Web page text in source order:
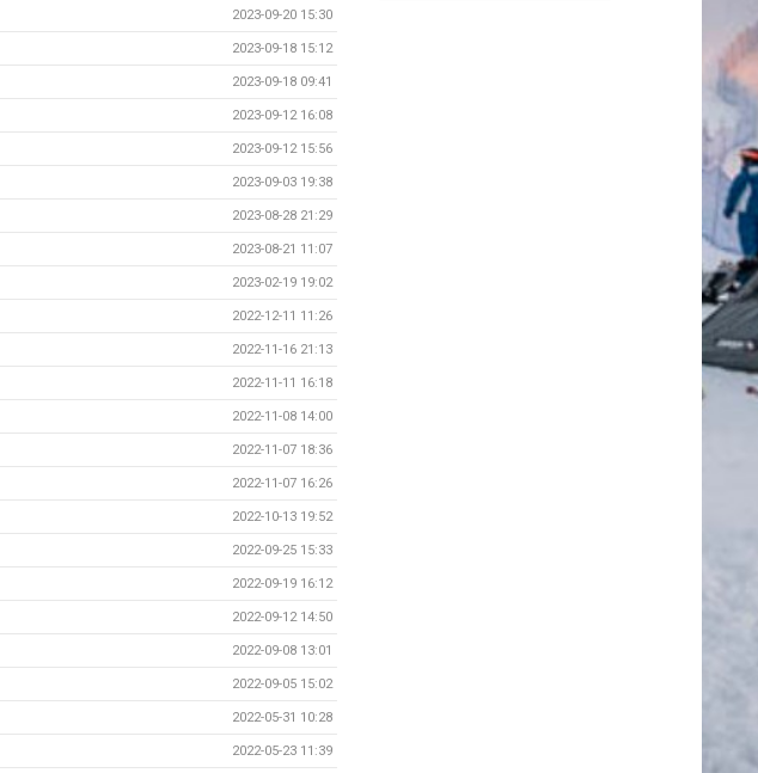
2023-09-20 15:30
2023-09-18 15:12
2023-09-18 09:41
2023-09-12 16:08
2023-09-12 15:56
2023-09-03 19:38
2023-08-28 21:29
2023-08-21 11:07
2023-02-19 19:02
2022-12-11 11:26
2022-11-16 21:13
2022-11-11 16:18
2022-11-08 14:00
2022-11-07 18:36
2022-11-07 16:26
2022-10-13 19:52
2022-09-25 15:33
2022-09-19 16:12
2022-09-12 14:50
2022-09-08 13:01
2022-09-05 15:02
2022-05-31 10:28
2022-05-23 11:39